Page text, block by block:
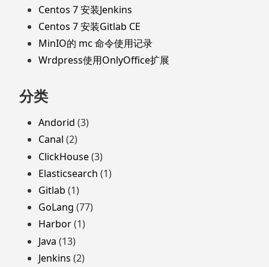
Centos 7 安装Jenkins
Centos 7 安装Gitlab CE
MinIO的 mc 命令使用记录
Wrdpress使用OnlyOffice扩展
分类
Andorid (3)
Canal (2)
ClickHouse(3)
Elasticsearch (1)
Gitlab (1)
GoLang (77)
Harbor(1)
Java (13)
Jenkins (2)